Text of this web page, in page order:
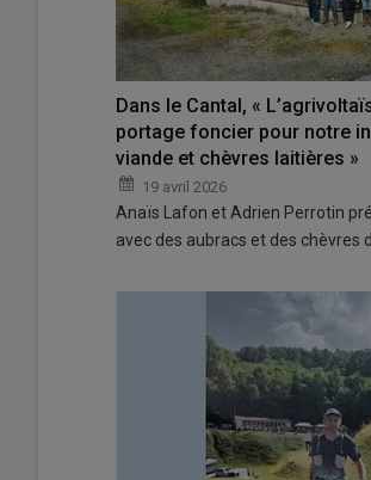
Dans le Cantal, «
portage foncier pour notre
viande et chèvres laitières »
19 avril 2026
Anaïs Lafon et Adrien Perrotin
avec des aubracs et des chèvres